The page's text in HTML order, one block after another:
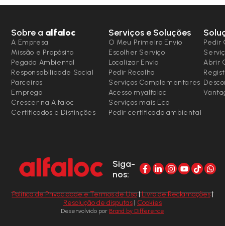
Sobre a alfaloc
A Empresa
Missão e Propósito
Pegada Ambiental
Responsabilidade Social
Parceiros
Emprego
Crescer na Alfaloc
Certificados e Distinções
Serviços e Soluções
O Meu Primeiro Envio
Escolher Serviço
Localizar Envio
Pedir Recolha
Serviços Complementares
Acesso myalfaloc
Serviços mais Eco
Pedir certificado ambiental
Pedir
Abrir
Siga-
nos:
Política de Privacidade e Termos de Uso|Livro de Reclamações|
Resolução de disputas | Cookies
Desenvolvido por Brand by Difference